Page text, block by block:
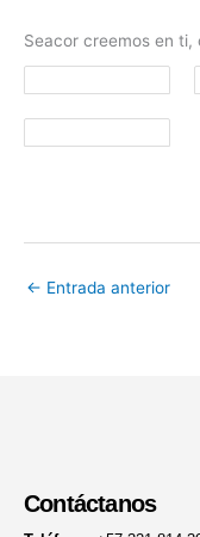
Seacor creemos en ti,
← Entrada anterior
Contáctanos